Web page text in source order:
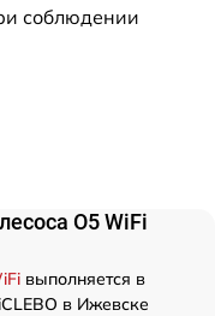
соблюдении
O5 WiFi
выполняется в
в Ижевске